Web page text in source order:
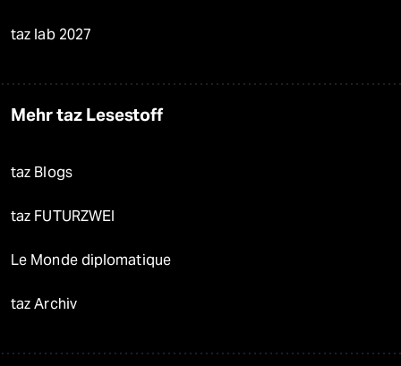
taz lab 2027
Mehr taz Lesestoff
taz Blogs
taz FUTURZWEI
Le Monde diplomatique
taz Archiv